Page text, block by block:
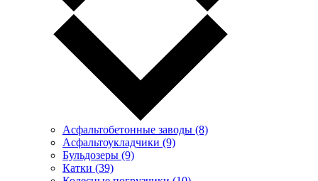
Асфальтобетонные заводы (8)
Асфальтоукладчики (9)
Бульдозеры (9)
Катки (39)